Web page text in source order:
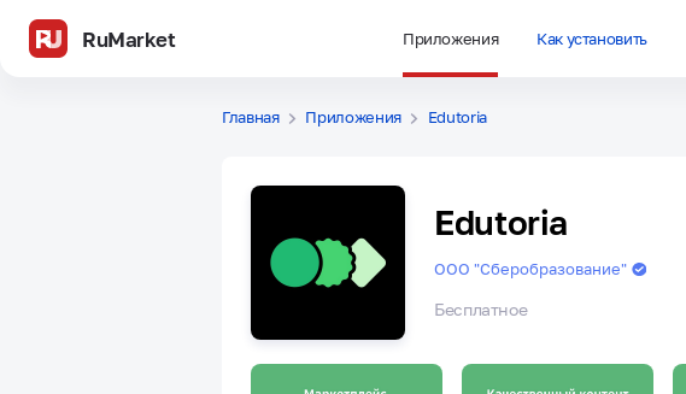
RuMarket Приложения Как установить
Главная Приложения Edutoria
Edutoria
ООО "Сберобразование"
Бесплатное